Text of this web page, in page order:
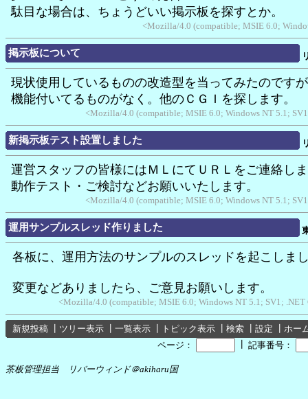
駄目な場合は、ちょうどいい掲示板を探すとか。
<Mozilla/4.0 (compatible; MSIE 6.0;
掲示板について
現状使用しているものの改造型を当ってみたのです
機能付いてるものがなく。他のＣＧＩを探します。
<Mozilla/4.0 (compatible; MSIE 6.0; Windows NT 5.1;
新掲示板テスト設置しました
運営スタッフの皆様にはＭＬにてＵＲＬをご連絡し
動作テスト・ご検討などお願いいたします。
<Mozilla/4.0 (compatible; MSIE 6.0; Windows NT 5.1;
運用サンプルスレッド作りました
各板に、運用方法のサンプルのスレッドを起こしま
変更などありましたら、ご意見お願いします。
<Mozilla/4.0 (compatible; MSIE 6.0; Windows NT 5.1; SV1;
新規投稿 ツリー表示 一覧表示 トピック表示 検索 設定
ホー
ページ：
記事番号：
茶板管理担当 リバーウィンド＠akiharu国